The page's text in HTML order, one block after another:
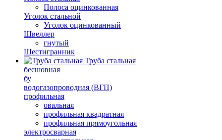
Полоса оцинкованная
Уголок стальной
Уголок оцинкованный
Швеллер
гнутый
Шестигранник
Труба стальная
бесшовная
бу
водогазопроводная (ВГП)
профильная
овальная
профильная квадратная
профильная прямоугольная
электросварная